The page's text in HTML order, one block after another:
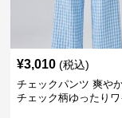
¥3,010 (税込)
チェックパンツ 爽や
チェック柄ゆったり